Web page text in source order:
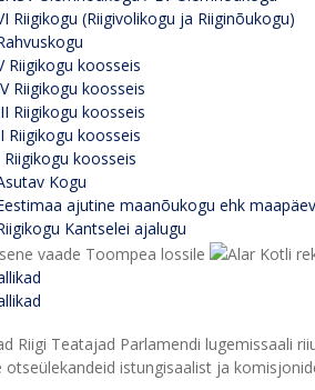
Riigikogu (Riigivolikogu ja Riiginõukogu)
Riigikogu koosseis
Riigikogu koosseis
Riigikogu koosseis
Riigikogu koosseis
Riigikogu koosseis
Kogu
ajutine maanõukogu ehk maapäev
Kantselei ajalugu
otseülekandeid istungisaalist ja